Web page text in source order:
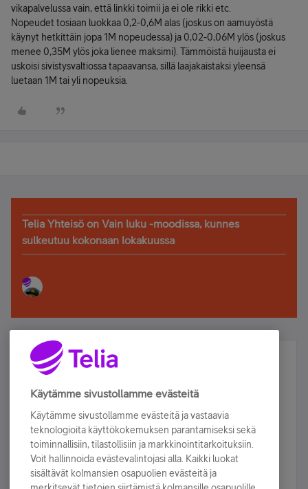
vikapalvelussa vain, että linkki toimii ja ei ole rikki etc.
Nopeudet tosiaan luokkaa 0,2-0,6M alas (joskus on aamuyöstä
käynyt hetkittäin jopa 1M nopeudessa) ja 0,02-0,06M ylös (joskus
menee 0,35M ylös joka lienee maksimi). Tämmöistä huijausta ei
uskoisi sivistysvaltiossa tapaavansa, sillä laajakaistaksi yleensä
luetaan 1M tai yli nopeuksia.
Telia Yhteisö on Vain luku -moodissa, kunnes
sulkeutuu kokonaan lokakuussa
Älä jää paitsi – osallistu ja voita!
Tilaa Telian uutiskirje ja olet mukana arvonnassa.
sähköpostiisi.
Tilaa nyt
Käytämme sivustollamme evästeitä
Käytämme sivustollamme evästeitä ja vastaavia
teknologioita käyttökokemuksen parantamiseksi sekä
toiminnallisiin, tilastollisiin ja markkinointitarkoituksiin.
Voit hallinnoida evästevalintojasi alla. Kaikki luokat
sisältävät kolmansien osapuolien evästeitä ja